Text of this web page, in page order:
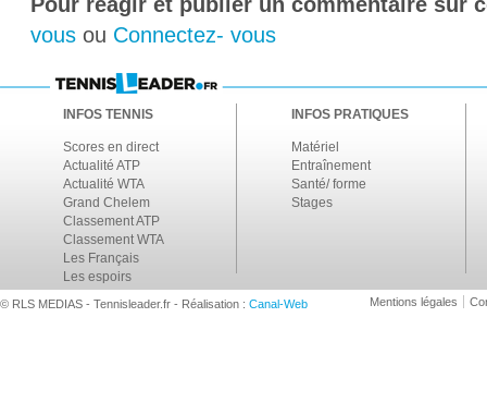
vous ou Connectez- vous
INFOS TENNIS
Scores en direct
Actualité ATP
Actualité WTA
Grand Chelem
Classement ATP
Classement WTA
Les Français
Les espoirs
INFOS PRATIQUES
Matériel
Entraînement
Santé/ forme
Stages
© RLS MEDIAS - Tennisleader.fr - Réalisation : Canal-Web Mentions légales